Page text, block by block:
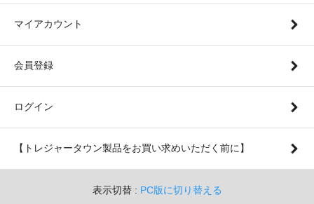
マイアカウント
会員登録
ログイン
【トレジャータウン製品をお買い求めいただく前に】
表示切替 : PC版に切り替える